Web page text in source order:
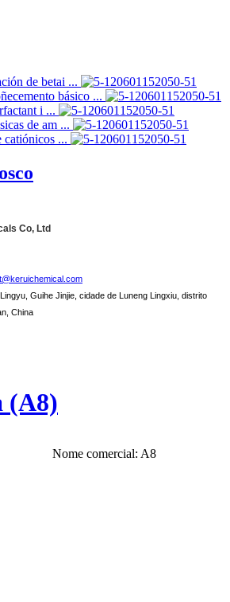
de betai ...
básico ...
i ...
de am ...
catiónicos ...
Co, Ltd
Guihe Jinjie, cidade de Luneng Lingxiu, distrito
China
(A8)
Nome comercial: A8